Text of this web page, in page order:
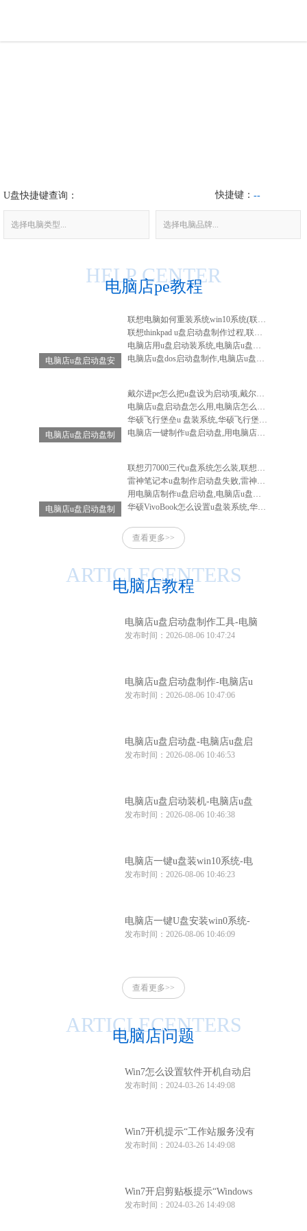
电脑问题
U盘快捷键查询：
选择电脑类型... 选择电脑品牌...
快捷键： --
电脑店pe教程
HELP CENTER
电脑店u盘启动盘安
联想电脑如何重装系统win10系统(联想电脑怎么重装系统win10系统)
联想thinkpad u盘启动盘制作过程,联想笔记本u盘启动盘制作
电脑店用u盘启动装系统,电脑店u盘启动盘安装系统
电脑店u盘dos启动盘制作,电脑店u盘启动盘制作软件
电脑店u盘启动盘制
戴尔进pe怎么把u盘设为启动项,戴尔电脑进入bios设置u盘启动
电脑店u盘启动盘怎么用,电脑店怎么做启动u盘
华硕飞行堡垒u 盘装系统,华硕飞行堡垒装系统教程
电脑店一键制作u盘启动盘,用电脑店制作u盘启动盘
电脑店u盘启动盘制
联想刃7000三代u盘系统怎么装,联想刃7000怎么重装系统
雷神笔记本u盘制作启动盘失败,雷神笔记本u盘启动不了
用电脑店制作u盘启动盘,电脑店u盘启动盘制作工具教程
华硕VivoBook怎么设置u盘装系统,华硕vivobook如何重装系统
查看更多>>
电脑店教程
ARTICLECENTERS
电脑店u盘启动盘制作工具-电脑
店u盘启动装机工具
发布时间：2026-08-06 10:47:24
电脑店u盘启动盘制作-电脑店u
盘启动工具怎么用
发布时间：2026-08-06 10:47:06
电脑店u盘启动盘-电脑店u盘启
动盘制作步骤
发布时间：2026-08-06 10:46:53
电脑店u盘启动装机-电脑店u盘
启动装机工具推荐
发布时间：2026-08-06 10:46:38
电脑店一键u盘装win10系统-电
脑店win10系统一键u盘安装
发布时间：2026-08-06 10:46:23
电脑店一键U盘安装win0系统-
电脑店一键u盘安装系统win10
发布时间：2026-08-06 10:46:09
查看更多>>
电脑店问题
ARTICLECENTERS
Win7怎么设置软件开机自动启
动？Win7软件开机自动启动设
发布时间：2024-03-26 14:49:08
Win7开机提示“工作站服务没有
启动”怎么办？
发布时间：2024-03-26 14:49:08
Win7开启剪贴板提示“Windows
找不到clipbrd.exe文件”怎么办
发布时间：2024-03-26 14:49:08